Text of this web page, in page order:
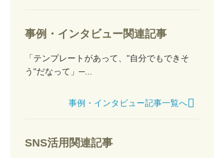
事例・インタビュー関連記事
「テンプレートがあって、"自分でもできそ
う"だなって」─...
事例・インタビュー記事一覧へ
SNS活用関連記事